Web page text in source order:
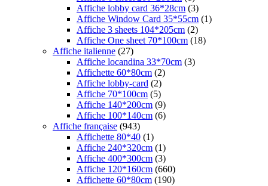
Affiche lobby card 36*28cm (3)
Affiche Window Card 35*55cm (1)
Affiche 3 sheets 104*205cm (2)
Affiche One sheet 70*100cm (18)
Affiche italienne (27)
Affiche locandina 33*70cm (3)
Affichette 60*80cm (2)
Affiche lobby-card (2)
Affiche 70*100cm (5)
Affiche 140*200cm (9)
Affiche 100*140cm (6)
Affiche française (943)
Affichette 80*40 (1)
Affiche 240*320cm (1)
Affiche 400*300cm (3)
Affiche 120*160cm (660)
Affichette 60*80cm (190)